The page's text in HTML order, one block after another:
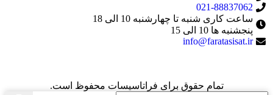
021-88837062
ساعت کاری شنبه تا چهارشنبه 10 الی 18
پنجشنبه ها 10 الی 15
info@faratasisat.ir
تمام حقوق برای فراتاسیسات محفوظ است.